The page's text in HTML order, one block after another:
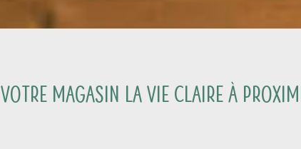
Votre magasin La Vie Claire à